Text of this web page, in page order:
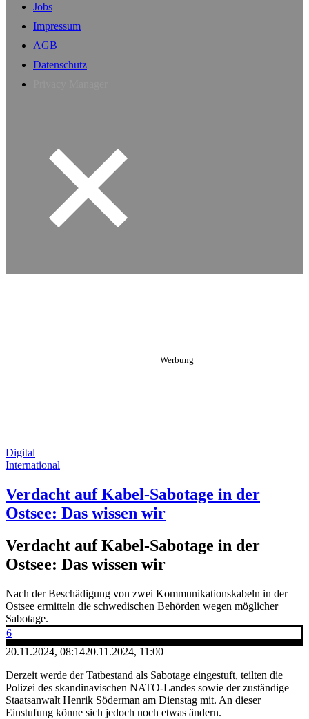
Jobs
Impressum
AGB
Datenschutz
Digital
International
Verdacht auf Kabel-Sabotage in der
Ostsee: Das wissen wir
Verdacht auf Kabel-Sabotage in der
Ostsee: Das wissen wir
Nach der Beschädigung von zwei Kommunikationskabeln in der
Ostsee ermitteln die schwedischen Behörden wegen möglicher
Sabotage.
6
20.11.2024, 08:1420.11.2024, 11:00
Derzeit werde der Tatbestand als Sabotage eingestuft, teilten die
Polizei des skandinavischen NATO-Landes sowie der zuständige
Staatsanwalt Henrik Söderman am Dienstag mit. An dieser
Einstufung könne sich jedoch noch etwas ändern.